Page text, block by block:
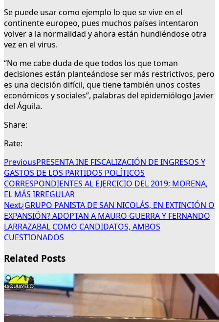
Se puede usar como ejemplo lo que se vive en el
continente europeo, pues muchos países intentaron
volver a la normalidad y ahora están hundiéndose otra
vez en el virus.
“No me cabe duda de que todos los que toman
decisiones están planteándose ser más restrictivos, pero
es una decisión difícil, que tiene también unos costes
económicos y sociales”, palabras del epidemiólogo Javier
del Águila.
Share:
Rate:
PreviousPRESENTA INE FISCALIZACIÓN DE INGRESOS Y
GASTOS DE LOS PARTIDOS POLÍTICOS
CORRESPONDIENTES AL EJERCICIO DEL 2019; MORENA,
EL MÁS IRREGULAR
Next¿GRUPO PANISTA DE SAN NICOLÁS, EN EXTINCIÓN O
EXPANSIÓN? ADOPTAN A MAURO GUERRA Y FERNANDO
LARRAZABAL COMO CANDIDATOS, AMBOS
CUESTIONADOS
Related Posts